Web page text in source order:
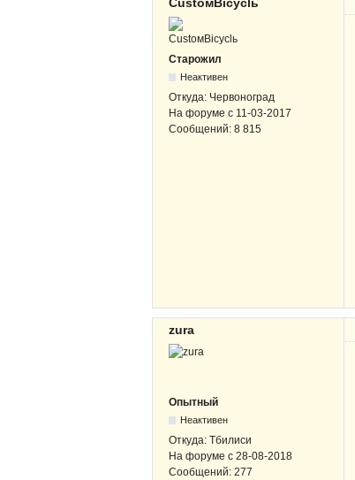
Старожил
Неактивен
Откуда: Червоноград
На форуме с 11-03-2017
Сообщений: 8 815
zura
Опытный
Неактивен
Откуда: Тбилиси
На форуме с 28-08-2018
Сообщений: 277